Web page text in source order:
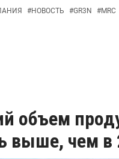
#НОВОСТЬ #GR3N #MRC
объем
выше, чем в